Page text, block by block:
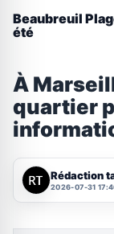
Beaubreuil
été
À
quartier
Rédaction
2026-07-31